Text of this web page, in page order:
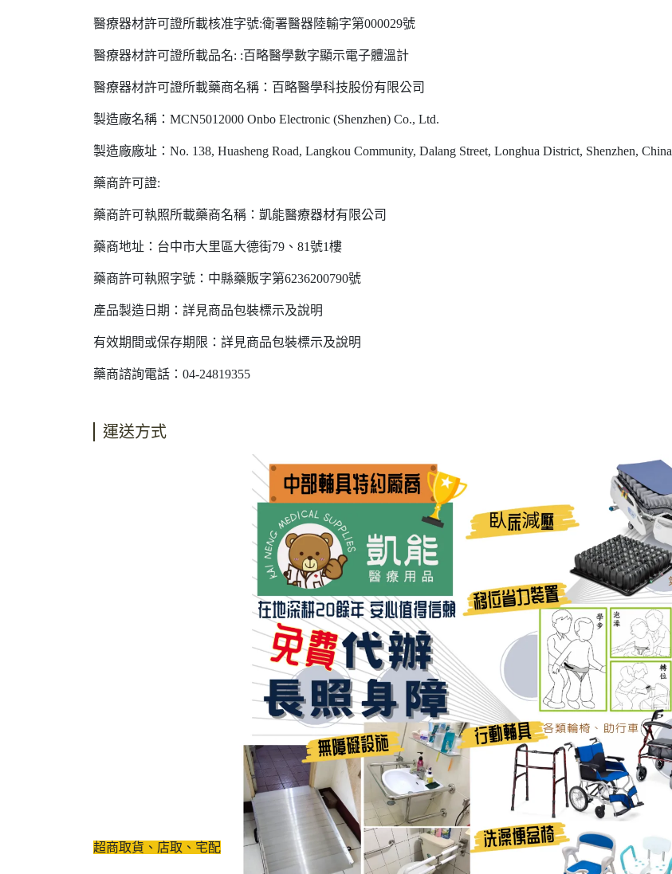
醫療器材許可證所載核准字號:衛署醫器陸輸字第000029號
醫療器材許可證所載品名: :百略醫學數字顯示電子體溫計
醫療器材許可證所載藥商名稱：百略醫學科技股份有限公司
製造廠名稱：MCN5012000 Onbo Electronic (Shenzhen) Co., Ltd.
製造廠廠址：No. 138, Huasheng Road, Langkou Community, Dalang Street, Longhua District, Shenzhen, China
藥商許可證:
藥商許可執照所載藥商名稱：凱能醫療器材有限公司
藥商地址：台中市大里區大德街79、81號1樓
藥商許可執照字號：中縣藥販字第6236200790號
產品製造日期：詳見商品包裝標示及說明
有效期間或保存期限：詳見商品包裝標示及說明
藥商諮詢電話：04-24819355
運送方式
超商取貨、店取、宅配